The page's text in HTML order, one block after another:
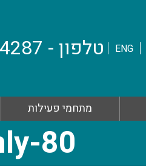
ENG טלפון - 02-6584287 / 054-882-0472 WhatsApp
מתחמי פעילות
80